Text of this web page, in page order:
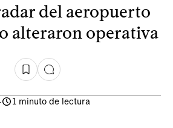
del aeropuerto
alteraron operativa
1 minuto de lectura